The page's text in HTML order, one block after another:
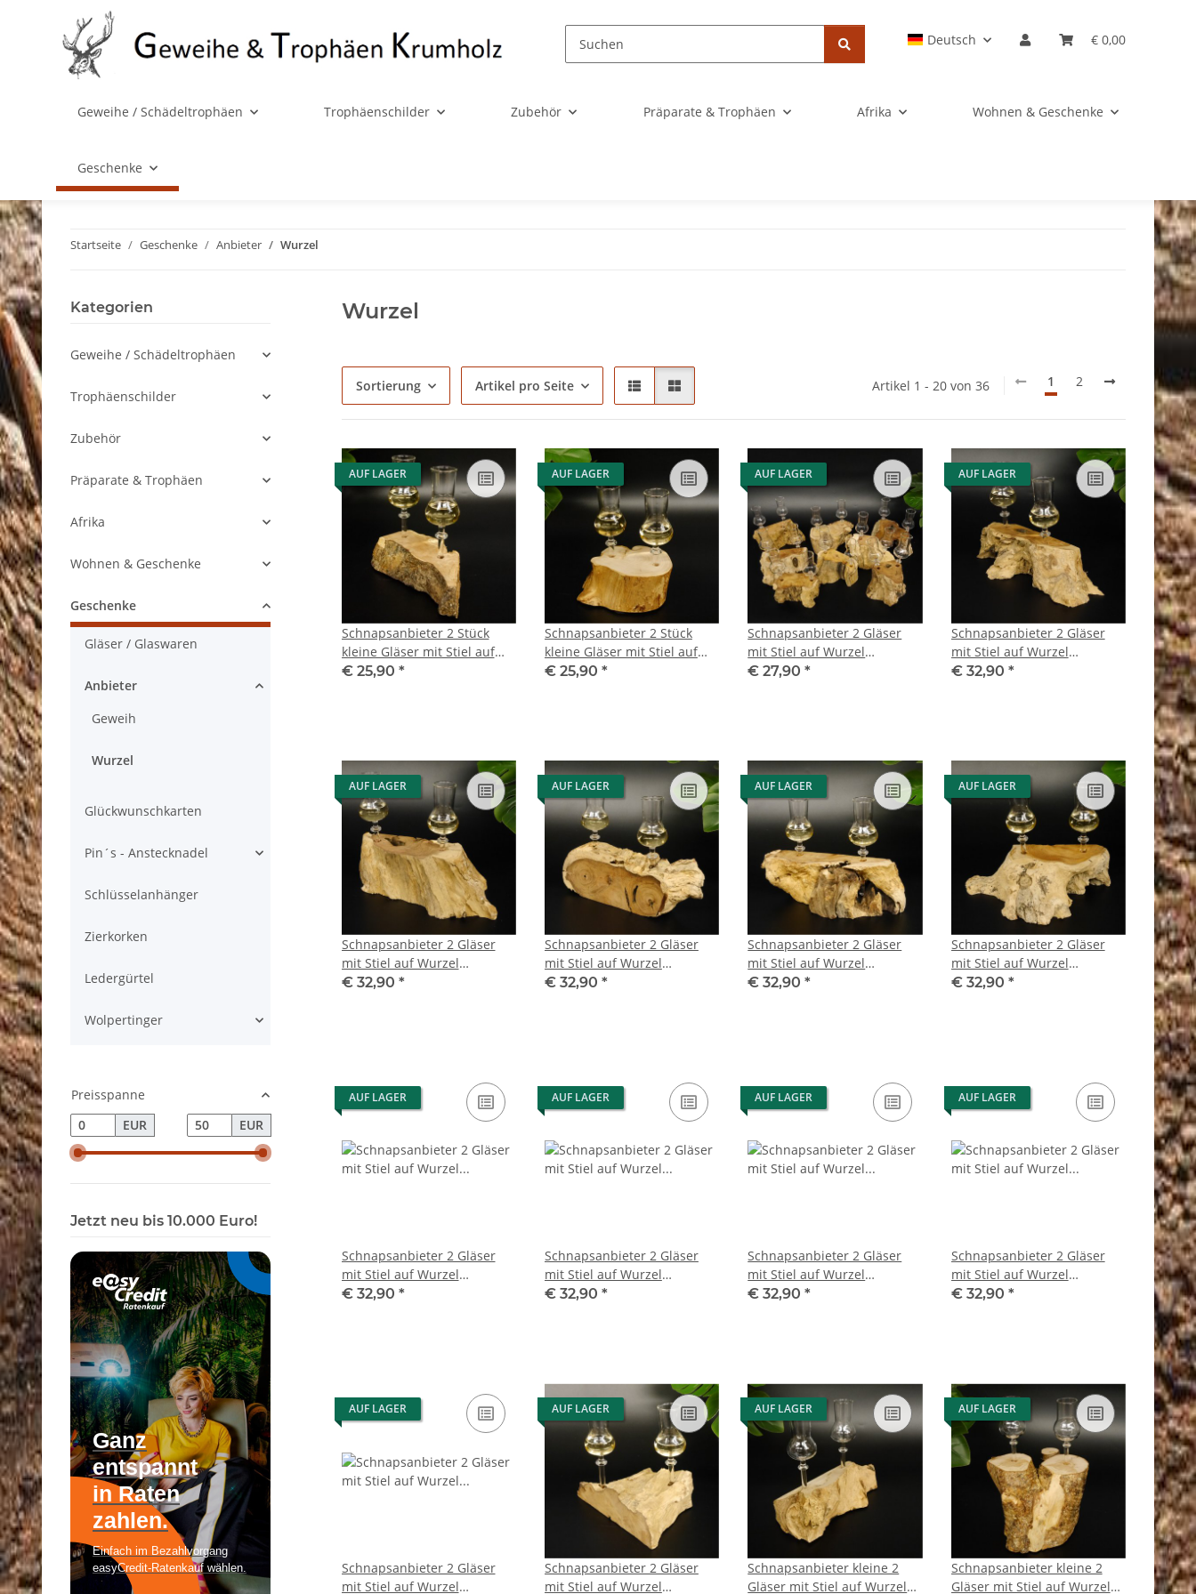
Deutsch € 0,00
Geweihe / Schädeltrophäen Trophäenschilder Zubehör Präparate & Trophäen Afrika Wohnen & Geschenke
Geschenke
Startseite Geschenke Anbieter Wurzel
Wurzel
Sortierung Artikel pro Seite Artikel 1 - 20 von 36 1 2
AUF LAGER
Schnapsanbieter 2 Stück
kleine Gläser mit Stiel auf
Wurzel Steckglas Set
€ 25,90 *
AUF LAGER
Schnapsanbieter 2 Stück
kleine Gläser mit Stiel auf
Wurzel Steckglas Set
€ 25,90 *
AUF LAGER
Schnapsanbieter 2 Gläser
mit Stiel auf Wurzel
Steckglas Set Schnaps
€ 27,90*
AUF LAGER
Schnapsanbieter 2 Gläser
mit Stiel auf Wurzel
Steckglas Set Schnaps
€ 32,90 *
AUF LAGER
Schnapsanbieter 2 Gläser
mit Stiel auf Wurzel
Steckglas Set Schnaps
€ 32,90 *
AUF LAGER
Schnapsanbieter 2 Gläser
mit Stiel auf Wurzel
Steckglas Set Schnaps
€ 32,90 *
AUF LAGER
Schnapsanbieter 2 Gläser
mit Stiel auf Wurzel
Steckglas Set Schnaps
€ 32,90*
AUF LAGER
Schnapsanbieter 2 Gläser
mit Stiel auf Wurzel
Steckglas Set Schnaps
€ 32,90 *
AUF LAGER
Schnapsanbieter 2 Gläser
mit Stiel auf Wurzel
Steckglas Set Schnaps
€ 32,90 *
AUF LAGER
Schnapsanbieter 2 Gläser
mit Stiel auf Wurzel
Steckglas Set Schnaps
€ 32,90 *
AUF LAGER
Schnapsanbieter 2 Gläser
mit Stiel auf Wurzel
Steckglas Set Schnaps
€ 32,90*
AUF LAGER
Schnapsanbieter 2 Gläser
mit Stiel auf Wurzel
Steckglas Set Schnaps
€ 32,90 *
AUF LAGER
Schnapsanbieter 2 Gläser
mit Stiel auf Wurzel
AUF LAGER
Schnapsanbieter 2 Gläser
mit Stiel auf Wurzel
AUF LAGER
Schnapsanbieter kleine 2
Gläser mit Stiel auf Wurzel
AUF LAGER
Schnapsanbieter kleine 2
Gläser mit Stiel auf Wurzel
Kategorien
Geweihe / Schädeltrophäen
Trophäenschilder
Zubehör
Präparate & Trophäen
Afrika
Wohnen & Geschenke
Geschenke
Gläser / Glaswaren
Anbieter
Geweih
Wurzel
Glückwunschkarten
Pin´s - Anstecknadel
Schlüsselanhänger
Zierkorken
Ledergürtel
Wolpertinger
Preisspanne
EUR
EUR
Jetzt neu bis 10.000 Euro!